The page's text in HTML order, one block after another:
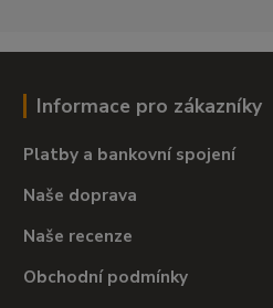
Informace pro zákazníky
Platby a bankovní spojení
Naše doprava
Naše recenze
Obchodní podmínky